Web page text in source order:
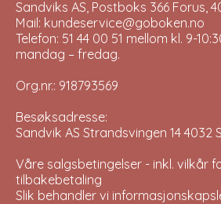
Sandviks AS, Postboks 366 Forus,
Mail: kundeservice@goboken.no
Telefon: 51 44 00 51 mellom kl. 9-
mandag – fredag.
Org.nr.: 918793569
Besøksadresse:
Sandvik AS Strandsvingen 14 4032
Våre salgsbetingelser - inkl. vilkår
tilbakebetaling
Slik behandler vi